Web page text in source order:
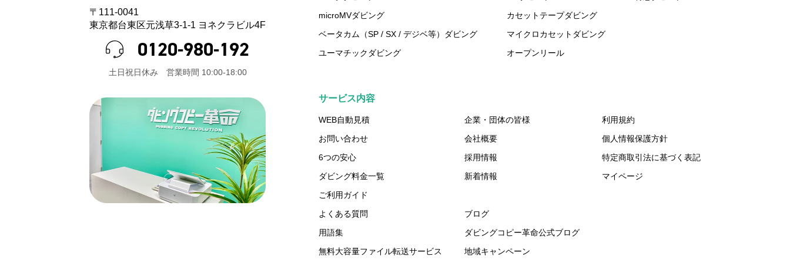
〒111-0041
東京都台東区元浅草3-1-1 ヨネクラビル4F
0120-980-192
⼟⽇祝⽇休み 営業時間 10:00-18:00
microMVダビング
ベータカム（SP / SX / デジベ等）ダビング
ユーマチックダビング
カセットテープダビング
マイクロカセットダビング
オープンリール
サービス内容
WEB自動見積
お問い合わせ
6つの安心
ダビング料金一覧
ご利用ガイド
よくある質問
用語集
無料大容量ファイル転送サービス
企業・団体の皆様
会社概要
採用情報
新着情報
ブログ
ダビングコピー革命公式ブログ
地域キャンペーン
利用規約
個人情報保護方針
特定商取引法に基づく表記
マイページ